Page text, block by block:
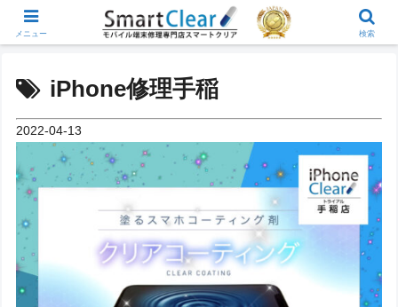
iPhone修理手稲
2022-04-13
メニュー 検索